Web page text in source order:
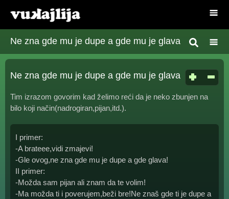
Ne zna gde mu je dupe a gde mu je glava
Ne zna gde mu je dupe a gde mu je glava
Tim izrazom govorim kad želimo reći da je neko zbunjen na
bilo koji način(nadrogiran,pijan,itd.).
I primer:
-A brateee,vidi zmajevi!
-Gle ovog,ne zna gde mu je dupe a gde glava!
II primer:
-Možda sam pijan ali znam da te volim!
-Ma možda ti i poverujem,beži bre!Ne znaš gde ti je dupe a